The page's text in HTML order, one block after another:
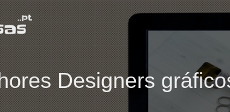
Designers